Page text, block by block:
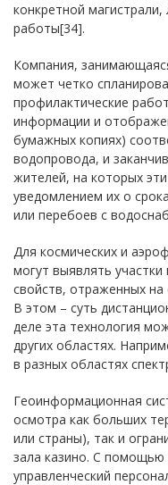
конкретной
работы[34].
Компания,
может четко
профилактические
информации и
бумажных копиях)
водопровода, и
жителей, на которых
уведомлением их о
или перебоев с
Для космических и
могут выявлять
свойств, отраженных на
В этом – суть
деле эта технология
других областях.
в разных областях
Геоинформационная
осмотра как больших
или страны), так и
зала казино. С помощью
управленческий